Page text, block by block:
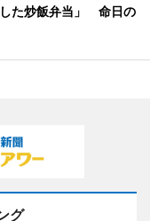
た炒飯弁当」 命日の
グ